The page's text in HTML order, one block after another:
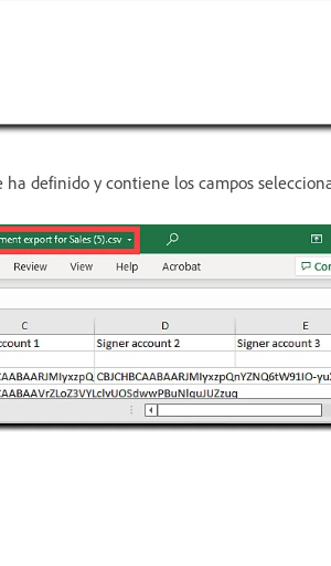
definido y contiene los campos